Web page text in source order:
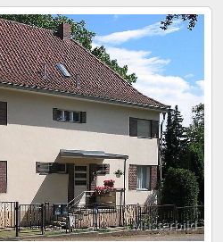
Musterbild